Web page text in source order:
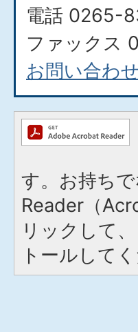
電話 0265-
ファックス
お問い合わ
す。お持ち
Reader（
リックして
トールしてく